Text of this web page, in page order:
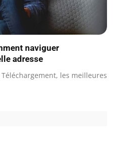
naviguer
adresse
Téléchargement, les meilleures